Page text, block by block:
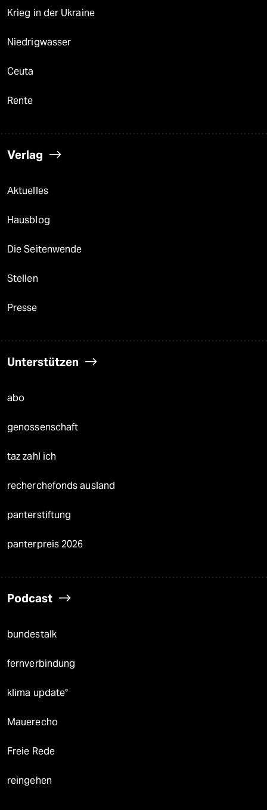
Krieg in der Ukraine
Niedrigwasser
Ceuta
Rente
Verlag
Aktuelles
Hausblog
Die Seitenwende
Stellen
Presse
Unterstützen
abo
genossenschaft
taz zahl ich
recherchefonds ausland
panterstiftung
panterpreis 2026
Podcast
bundestalk
fernverbindung
klima update°
Mauerecho
Freie Rede
reingehen